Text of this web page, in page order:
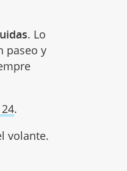
. Lo
paseo y
.
volante.